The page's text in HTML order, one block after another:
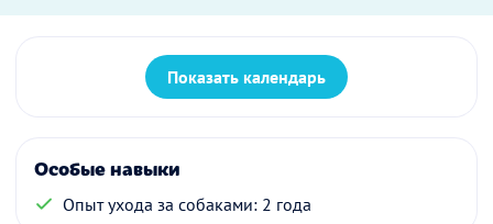
Показать календарь
Особые навыки
Опыт ухода за собаками: 2 года